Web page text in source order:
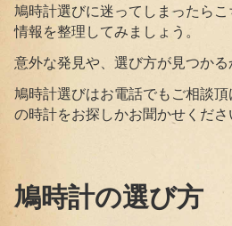
鳩時計選びに迷ってしまったら
情報を整理してみましょう。
意外な発見や、選び方が見つかる
鳩時計選びはお電話でもご相談
の時計をお探しかお聞かせくださ
鳩時計の選び方